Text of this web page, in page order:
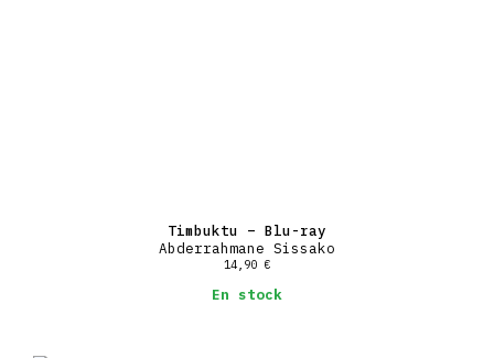
Timbuktu – Blu-ray
Abderrahmane Sissako
14,90 €
En stock